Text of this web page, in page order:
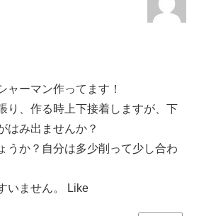
ャーマン作ってます！
り、作る時上下接着しますが、下
はみ出ませんか？
うか？自分は多少削って少し合わ
いません。 Like